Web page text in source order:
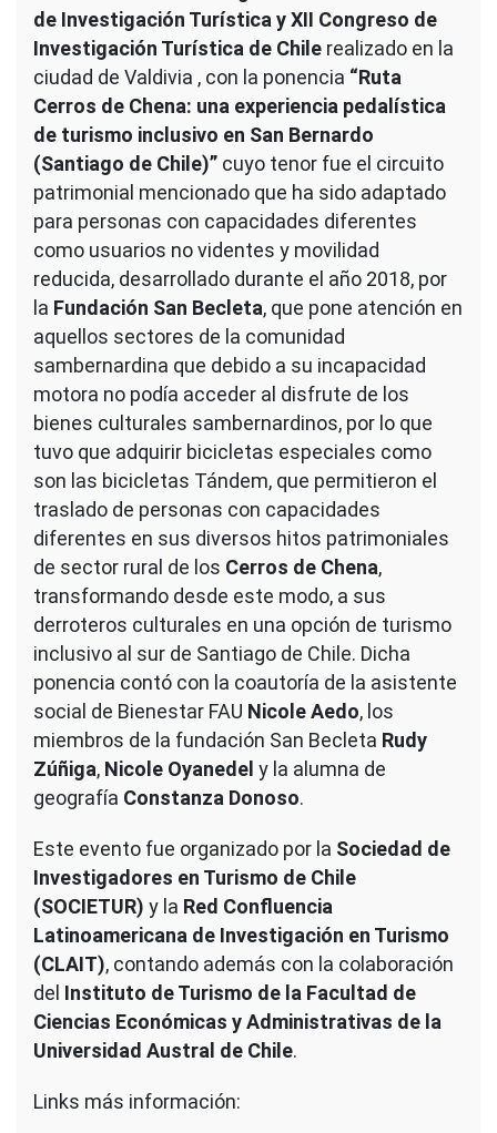
de Investigación Turística y XII Congreso de
Investigación Turística de Chile realizado en la
ciudad de Valdivia , con la ponencia “Ruta
Cerros de Chena: una experiencia pedalística
de turismo inclusivo en San Bernardo
(Santiago de Chile)” cuyo tenor fue el circuito
patrimonial mencionado que ha sido adaptado
para personas con capacidades diferentes
como usuarios no videntes y movilidad
reducida, desarrollado durante el año 2018, por
la Fundación San Becleta, que pone atención en
aquellos sectores de la comunidad
sambernardina que debido a su incapacidad
motora no podía acceder al disfrute de los
bienes culturales sambernardinos, por lo que
tuvo que adquirir bicicletas especiales como
son las bicicletas Tándem, que permitieron el
traslado de personas con capacidades
diferentes en sus diversos hitos patrimoniales
de sector rural de los Cerros de Chena,
transformando desde este modo, a sus
derroteros culturales en una opción de turismo
inclusivo al sur de Santiago de Chile. Dicha
ponencia contó con la coautoría de la asistente
social de Bienestar FAU Nicole Aedo, los
miembros de la fundación San Becleta Rudy
Zúñiga, Nicole Oyanedel y la alumna de
geografía Constanza Donoso.
Este evento fue organizado por la Sociedad de
Investigadores en Turismo de Chile
(SOCIETUR) y la Red Confluencia
Latinoamericana de Investigación en Turismo
(CLAIT), contando además con la colaboración
del Instituto de Turismo de la Facultad de
Ciencias Económicas y Administrativas de la
Universidad Austral de Chile.
Links más información: